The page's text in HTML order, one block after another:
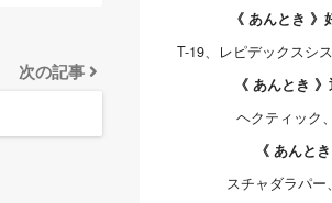
次の記事
《 あんとき
T-19、レピデックスシ
《 あんとき
ヘクティック
《 あんと
スチャダラパー